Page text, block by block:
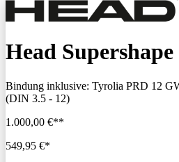
Head Supershape
Bindung inklusive: Tyrolia PRD 12
(DIN 3.5 - 12)
1.000,00 €**
549,95 €*